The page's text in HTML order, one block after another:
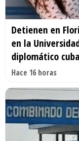
Detienen en
en la
diplomático
Hace 16 horas